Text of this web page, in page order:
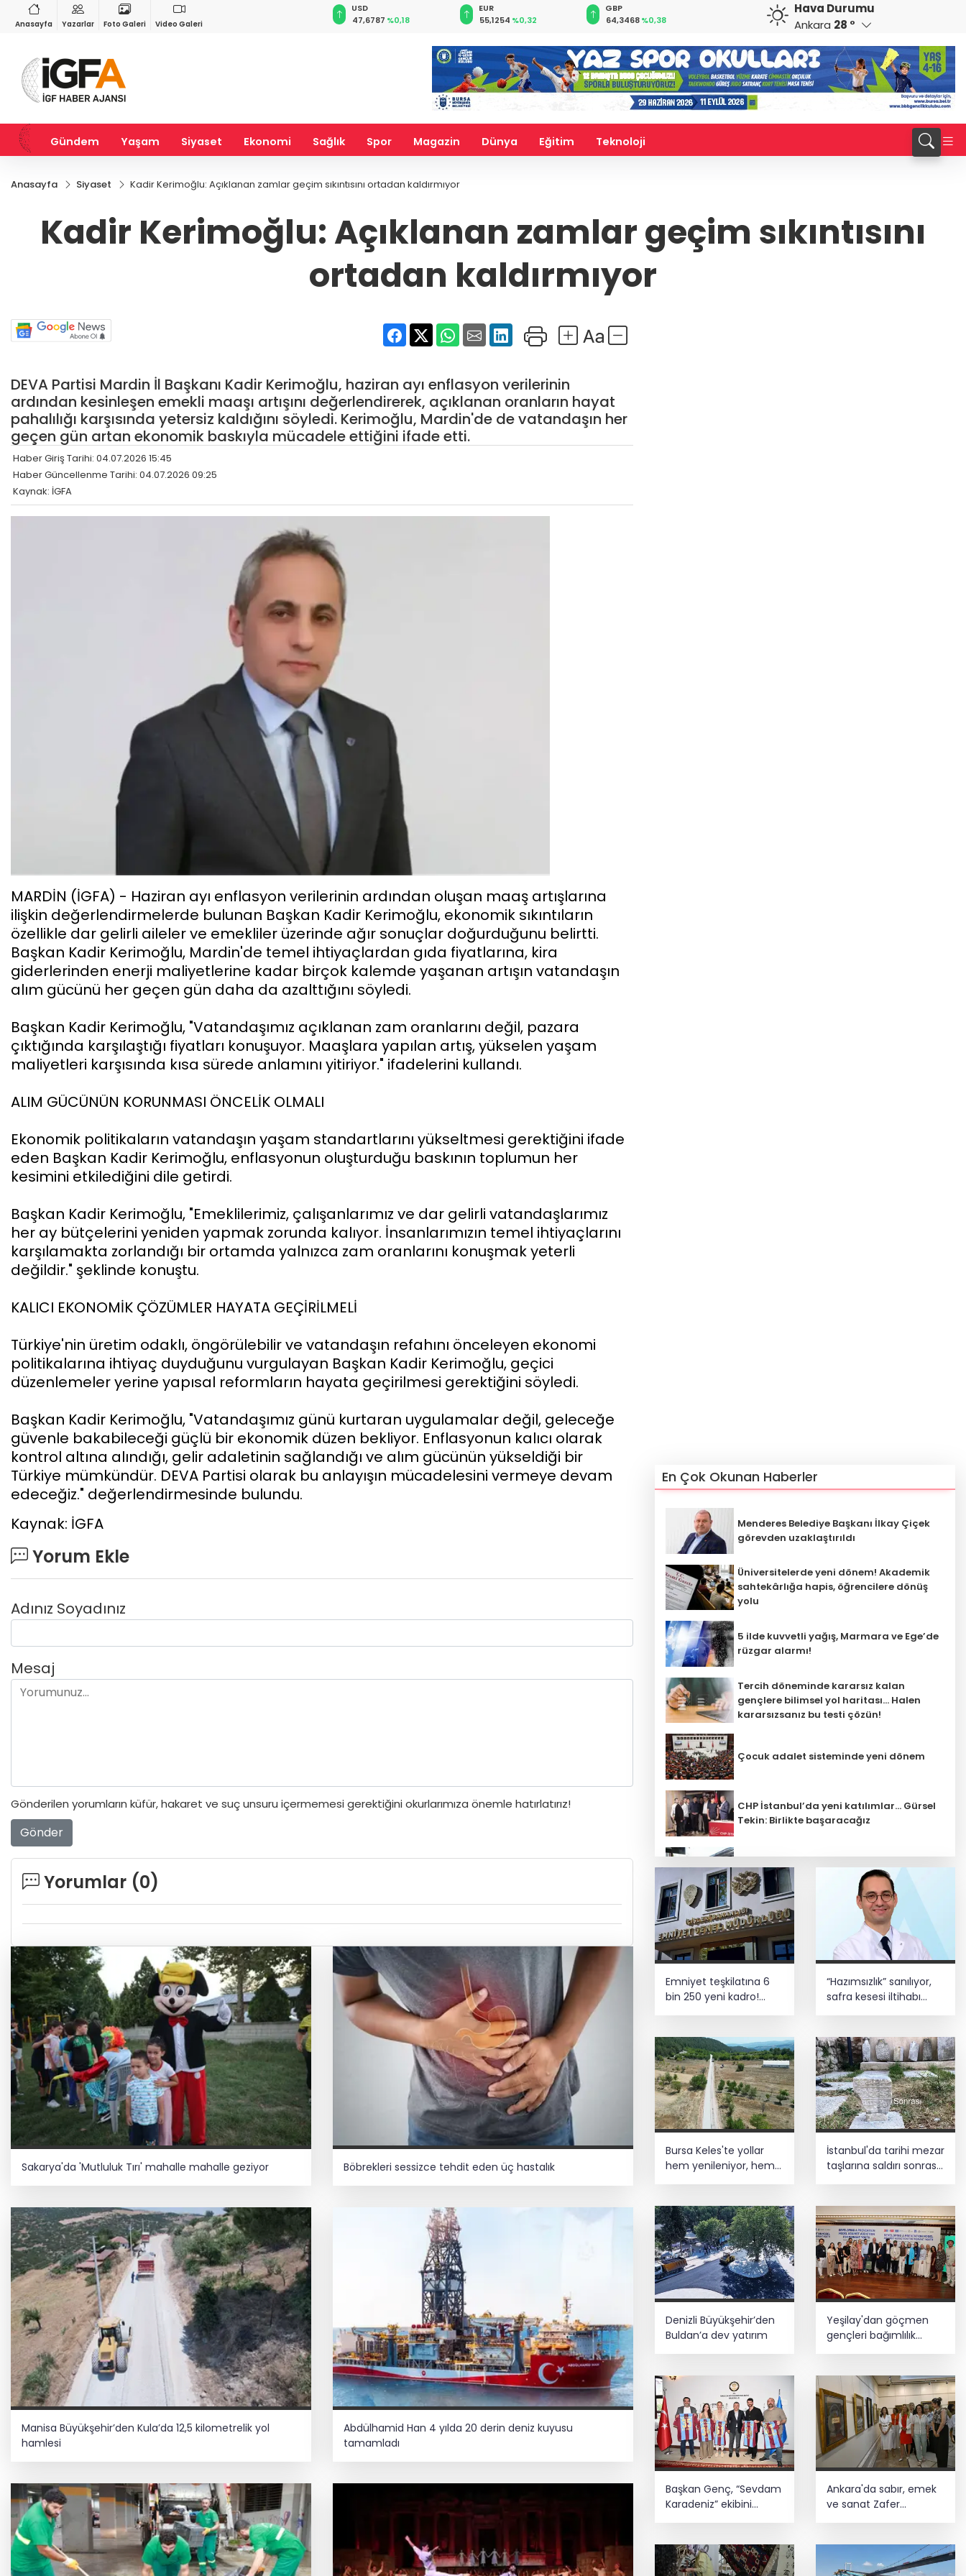
Anasayfa Yazarlar Foto Galeri Video Galeri
%2,59
BIST 100
13.779,39%-0,14
EUR
55,1254%0,32
GBP
64,3468%0,38
CHF
59,0083%0,82 %0,73
RUB
0,5822
Hava Durumu
Ankara 28 °
Gündem Yaşam Siyaset Ekonomi Sağlık Spor Magazin Dünya Eğitim Teknoloji
Anasayfa Siyaset Kadir Kerimoğlu: Açıklanan zamlar geçim sıkıntısını ortadan kaldırmıyor
Kadir Kerimoğlu: Açıklanan zamlar geçim sıkıntısını
ortadan kaldırmıyor
DEVA Partisi Mardin İl Başkanı Kadir Kerimoğlu, haziran ayı enflasyon verilerinin
ardından kesinleşen emekli maaşı artışını değerlendirerek, açıklanan oranların hayat
pahalılığı karşısında yetersiz kaldığını söyledi. Kerimoğlu, Mardin'de de vatandaşın her
geçen gün artan ekonomik baskıyla mücadele ettiğini ifade etti.
Haber Giriş Tarihi: 04.07.2026 15:45
Haber Güncellenme Tarihi: 04.07.2026 09:25
Kaynak: İGFA
MARDİN (İGFA) - Haziran ayı enflasyon verilerinin ardından oluşan maaş artışlarına
ilişkin değerlendirmelerde bulunan Başkan Kadir Kerimoğlu, ekonomik sıkıntıların
özellikle dar gelirli aileler ve emekliler üzerinde ağır sonuçlar doğurduğunu belirtti.
Başkan Kadir Kerimoğlu, Mardin'de temel ihtiyaçlardan gıda fiyatlarına, kira
giderlerinden enerji maliyetlerine kadar birçok kalemde yaşanan artışın vatandaşın
alım gücünü her geçen gün daha da azalttığını söyledi.
Başkan Kadir Kerimoğlu, "Vatandaşımız açıklanan zam oranlarını değil, pazara
çıktığında karşılaştığı fiyatları konuşuyor. Maaşlara yapılan artış, yükselen yaşam
maliyetleri karşısında kısa sürede anlamını yitiriyor." ifadelerini kullandı.
ALIM GÜCÜNÜN KORUNMASI ÖNCELİK OLMALI
Ekonomik politikaların vatandaşın yaşam standartlarını yükseltmesi gerektiğini ifade
eden Başkan Kadir Kerimoğlu, enflasyonun oluşturduğu baskının toplumun her
kesimini etkilediğini dile getirdi.
Başkan Kadir Kerimoğlu, "Emeklilerimiz, çalışanlarımız ve dar gelirli vatandaşlarımız
her ay bütçelerini yeniden yapmak zorunda kalıyor. İnsanlarımızın temel ihtiyaçlarını
karşılamakta zorlandığı bir ortamda yalnızca zam oranlarını konuşmak yeterli
değildir." şeklinde konuştu.
KALICI EKONOMİK ÇÖZÜMLER HAYATA GEÇİRİLMELİ
Türkiye'nin üretim odaklı, öngörülebilir ve vatandaşın refahını önceleyen ekonomi
politikalarına ihtiyaç duyduğunu vurgulayan Başkan Kadir Kerimoğlu, geçici
düzenlemeler yerine yapısal reformların hayata geçirilmesi gerektiğini söyledi.
Başkan Kadir Kerimoğlu, "Vatandaşımız günü kurtaran uygulamalar değil, geleceğe
güvenle bakabileceği güçlü bir ekonomik düzen bekliyor. Enflasyonun kalıcı olarak
kontrol altına alındığı, gelir adaletinin sağlandığı ve alım gücünün yükseldiği bir
Türkiye mümkündür. DEVA Partisi olarak bu anlayışın mücadelesini vermeye devam
edeceğiz." değerlendirmesinde bulundu.
Kaynak: İGFA
Yorum Ekle
Adınız Soyadınız
Mesaj
Gönderilen yorumların küfür, hakaret ve suç unsuru içermemesi gerektiğini okurlarımıza önemle hatırlatırız!
Gönder
Yorumlar (0)
Sakarya'da 'Mutluluk Tırı' mahalle mahalle geziyor Böbrekleri sessizce tehdit eden üç hastalık
Manisa Büyükşehir’den Kula’da 12,5 kilometrelik yol
hamlesi
Abdülhamid Han 4 yılda 20 derin deniz kuyusu
tamamladı
En Çok Okunan Haberler
Menderes Belediye Başkanı İlkay Çiçek
görevden uzaklaştırıldı
Üniversitelerde yeni dönem! Akademik
sahtekârlığa hapis, öğrencilere dönüş
yolu
5 ilde kuvvetli yağış, Marmara ve Ege’de
rüzgar alarmı!
Tercih döneminde kararsız kalan
gençlere bilimsel yol haritası... Halen
kararsızsanız bu testi çözün!
Çocuk adalet sisteminde yeni dönem
CHP İstanbul’da yeni katılımlar... Gürsel
Tekin: Birlikte başaracağız
Kayseri- Ankara hattı uyumlu çalışıyor
Başkentte yavru zebranın adı ‘Pijamalı’
oldu
Büyükelçiliklerde değişim... 4 ülkeye yeni
atama
yolları yeniliyor
Emniyet teşkilatına 6
bin 250 yeni kadro!
“Hazımsızlık” sanılıyor,
safra kesesi iltihabı
Bursa Keles'te yollar
hem yenileniyor, hem
genişliyor
İstanbul'da tarihi mezar
taşlarına saldırı sonrası
restorasyon
Denizli Büyükşehir’den
Buldan’a dev yatırım
Yeşilay'dan göçmen
gençleri bağımlılık
Başkan Genç, “Sevdam
Karadeniz” ekibini
ağırladı! Film Festivali
Ankara'da sabır, emek
ve sanat Zafer
Çarşısı’nda hayat buldu